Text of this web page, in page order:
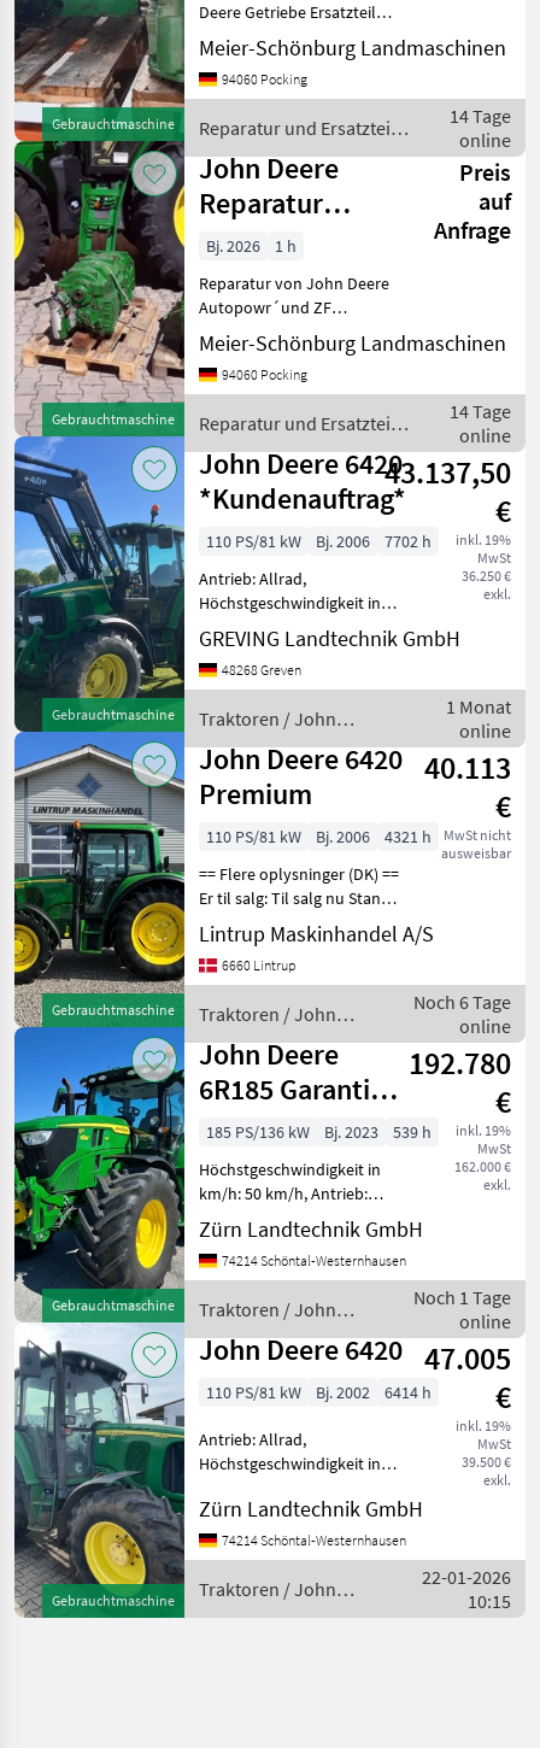
Gebrauchtmaschine
Deere Getriebe Ersatzteile
am Lager. Alle Typen vom
920 - bis zur aktuellen 6-R
Serie. Wir sind Händler und
f
Meier-Schönburg Landmaschinen
94060 Pocking
Reparatur und Ersatzteile
/ John Deere
14 Tage
online
Gebrauchtmaschine
John Deere
Reparatur
JohnDeere
Autopowr
Getriebe
Preis
auf
Anfrage
Bj. 2026
1 h
Reparatur von John Deere
Autopowr´und ZF
Getriebe: Wir überholen
und reparieren alle John
Deere Getriebe und
PowerQuad, Powershift,
Austausc
Meier-Schönburg Landmaschinen
94060 Pocking
Reparatur und Ersatzteile
/ John Deere
14 Tage
online
Gebrauchtmaschine
John Deere 6420
*Kundenauftrag*
43.137,50
€
inkl. 19%
MwSt
36.250 €
exkl.
110 PS/81 kW Bj. 2006
7702 h
Antrieb: Allrad,
Höchstgeschwindigkeit in
km/h: 40 km/h, Plattform:
Kabine,
Zapfwellendrehzahl:
und sofort einsatzbereiter
JD 6420 wird im Kunde
GREVING Landtechnik GmbH
48268 Greven
Traktoren / John
Deere
1 Monat
online
Gebrauchtmaschine
John Deere 6420
Premium
40.113
€
MwSt nicht
ausweisbar
110 PS/81 kW Bj. 2006
4321 h
== Flere oplysninger (DK) ==
Er til salg: Til salg nu Stand:
Velholdt John Deere 6420
Premium der registrerer
første gang den 20.6.2006
Lintrup Maskinhandel A/S
6660 Lintrup
Traktoren / John
Deere
Noch 6 Tage
online
Gebrauchtmaschine
John Deere
6R185 Garantie
03/2028
192.780
€
inkl. 19%
MwSt
162.000 €
exkl.
185 PS/136 kW Bj. 2023
539 h
Höchstgeschwindigkeit in
km/h: 50 km/h, Antrieb:
Allrad Zum Verkauf steht
ein gebrauchter John Deere
6R 185. Hersteller:
Leistung: 185 PS Mot
Zürn Landtechnik GmbH
74214 Schöntal-Westernhausen
Traktoren / John
Deere
Noch 1 Tage
online
Gebrauchtmaschine
John Deere 6420 47.005
€
inkl. 19%
MwSt
39.500 €
exkl.
110 PS/81 kW Bj. 2002 6414 h
Antrieb: Allrad,
Höchstgeschwindigkeit in
Zapfwellendrehzahl:
540/750/1000 Zum Verkauf
Steht ein gebrauchter John
Deere 6420 Traktor - John
Zürn Landtechnik GmbH
74214 Schöntal-Westernhausen
Traktoren / John
Deere
22-01-2026
10:15